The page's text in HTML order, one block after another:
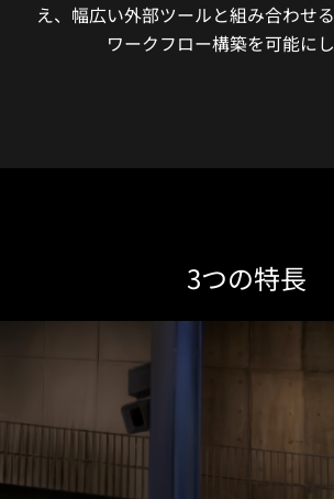
え、 幅広い外部ツールと組み合わせ
ワークフロー構築を可能にし
3つの特長